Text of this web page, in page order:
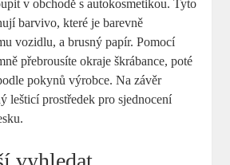
v obchodě s autokosmetikou. Tyto
barvivo, které je⁤ barevně
vozidlu, a brusný ⁢papír. Pomocí‍
přebrousíte ⁢okraje škrábance, poté
pokynů výrobce. Na závěr
lešticí prostředek pro ‍sjednocení